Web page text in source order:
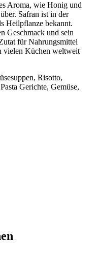
Aroma, wie Honig und
Safran ist in der
Heilpflanze bekannt.
Geschmack und sein
für Nahrungsmittel
vielen Küchen weltweit
Risotto,
Gerichte, Gemüse,